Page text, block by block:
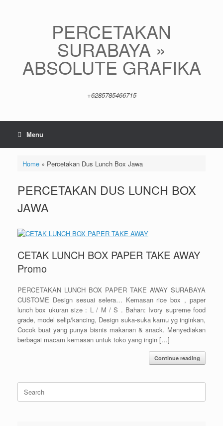
PERCETAKAN
SURABAYA »
ABSOLUTE GRAFIKA
+6285785466715
Menu
Home» Percetakan Dus Lunch Box Jawa
PERCETAKAN DUS LUNCH BOX
JAWA
CETAK LUNCH BOX PAPER TAKE AWAY
Promo
PERCETAKAN LUNCH BOX PAPER TAKE AWAY SURABAYA
CUSTOME Design sesuai selera… Kemasan rice box , paper
lunch box ukuran size : L / M / S . Bahan: Ivory supreme food
grade, model selip/kancing, Design suka-suka kamu yg inginkan,
Cocok buat yang punya bisnis makanan & snack. Menyediakan
berbagai macam kemasan untuk toko yang ingin […]
Continue reading
Search
for: